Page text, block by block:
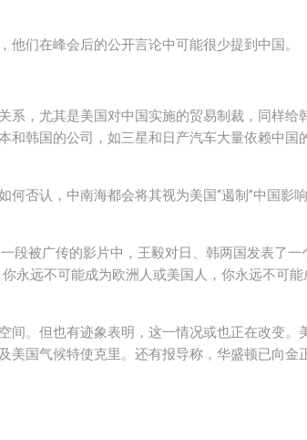
们在峰会后的公开言论中可能很少提到中国。
系，尤其是美国对中国实施的贸易制裁，同样给
和韩国的公司，如三星和日产汽车大量依赖中国
否认，中南海都会将其视为美国“遏制”中国影响
段被广传的影片中，王毅对日、韩两国发表了一
永远不可能成为欧洲人或美国人，你永远不可能
间。但也有迹象表明，这一情况或也正在改变。
美国气候特使克里。还有报导称，华盛顿已向金